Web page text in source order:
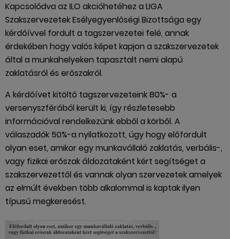
Kapcsolódva az ILO akcióhetéhez a LIGA
Szakszervezetek Esélyegyenlőségi Bizottsága egy
kérdőívvel fordult a tagszervezetei felé, annak
érdekében hogy valós képet kapjon a szakszervezetek
által a munkahelyeken tapasztalt nemi alapú
zaklatásról és erőszakról.
A kérdőívet kitöltő tagszervezeteink 80%- a
versenyszférából került ki, így részletesebb
információval rendelkezünk ebből a körből. A
válaszadók 50%-a nyilatkozott, úgy hogy előfordult
olyan eset, amikor egy munkavállaló zaklatás, verbális-,
vagy fizikai erőszak áldozataként kért segítséget a
szakszervezettől és vannak olyan szervezetek amelyek
az elmúlt években több alkalommal is kaptak ilyen
típusú megkeresést.